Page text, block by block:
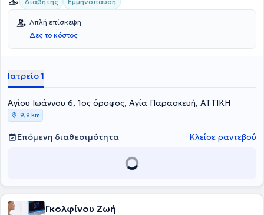
Απλή επίσκεψη
Δες το κόστος
Ιατρείο 1
Αγίου Ιωάννου 6, 1ος όροφος, Αγία Παρασκευή, ΑΤΤΙΚΗ
9,9 km
Επόμενη διαθεσιμότητα Κλείσε ραντεβού
Γκολφίνου Ζωή